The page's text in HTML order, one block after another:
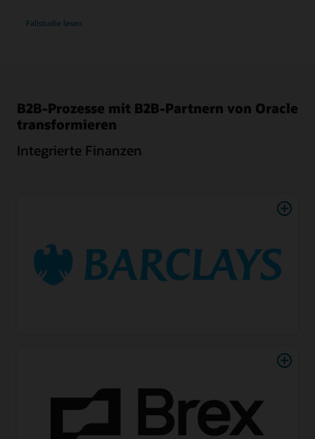
Fallstudie lesen
B2B-Prozesse mit B2B-Partnern von Oracle
transformieren
Integrierte Finanzen